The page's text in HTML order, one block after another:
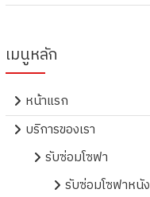
เมนูหลัก
หน้าแรก
บริการของเรา
รับซ่อมโซฟา
รับซ่อมโซฟาหนัง